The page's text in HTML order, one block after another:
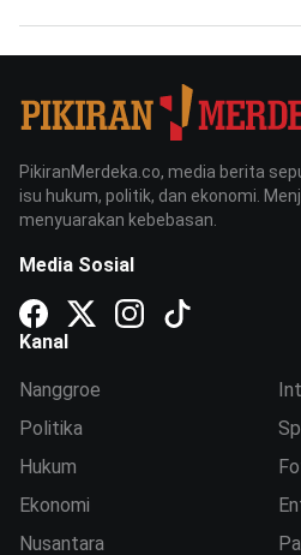
PikiranMerdeka.co, media berita
isu hukum, politik, dan ekonomi.
menyuarakan kebebasan.
Media Sosial
Kanal
Nanggroe
Politika
Hukum
Ekonomi
Nusantara